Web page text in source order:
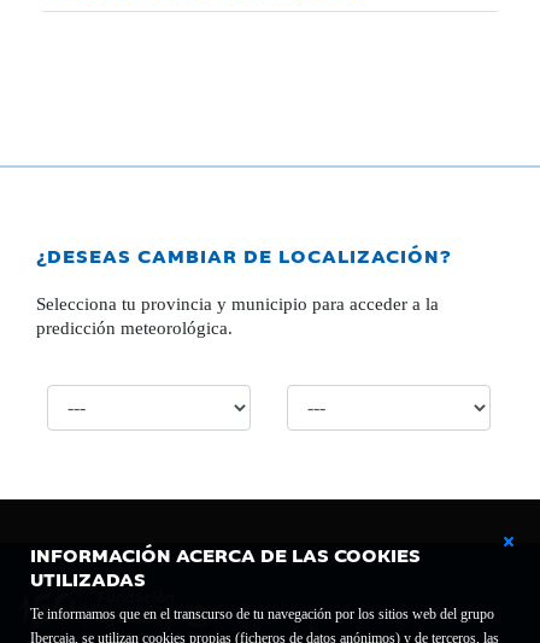
INFORMACIÓN ACERCA DE LAS COOKIES
UTILIZADAS
Te informamos que en el transcurso de tu navegación por los sitios web del grupo
Ibercaja, se utilizan cookies propias (ficheros de datos anónimos) y de terceros, las
¿DESEAS CAMBIAR DE LOCALIZACIÓN?
Selecciona tu provincia y municipio para acceder a la
predicción meteorológica.